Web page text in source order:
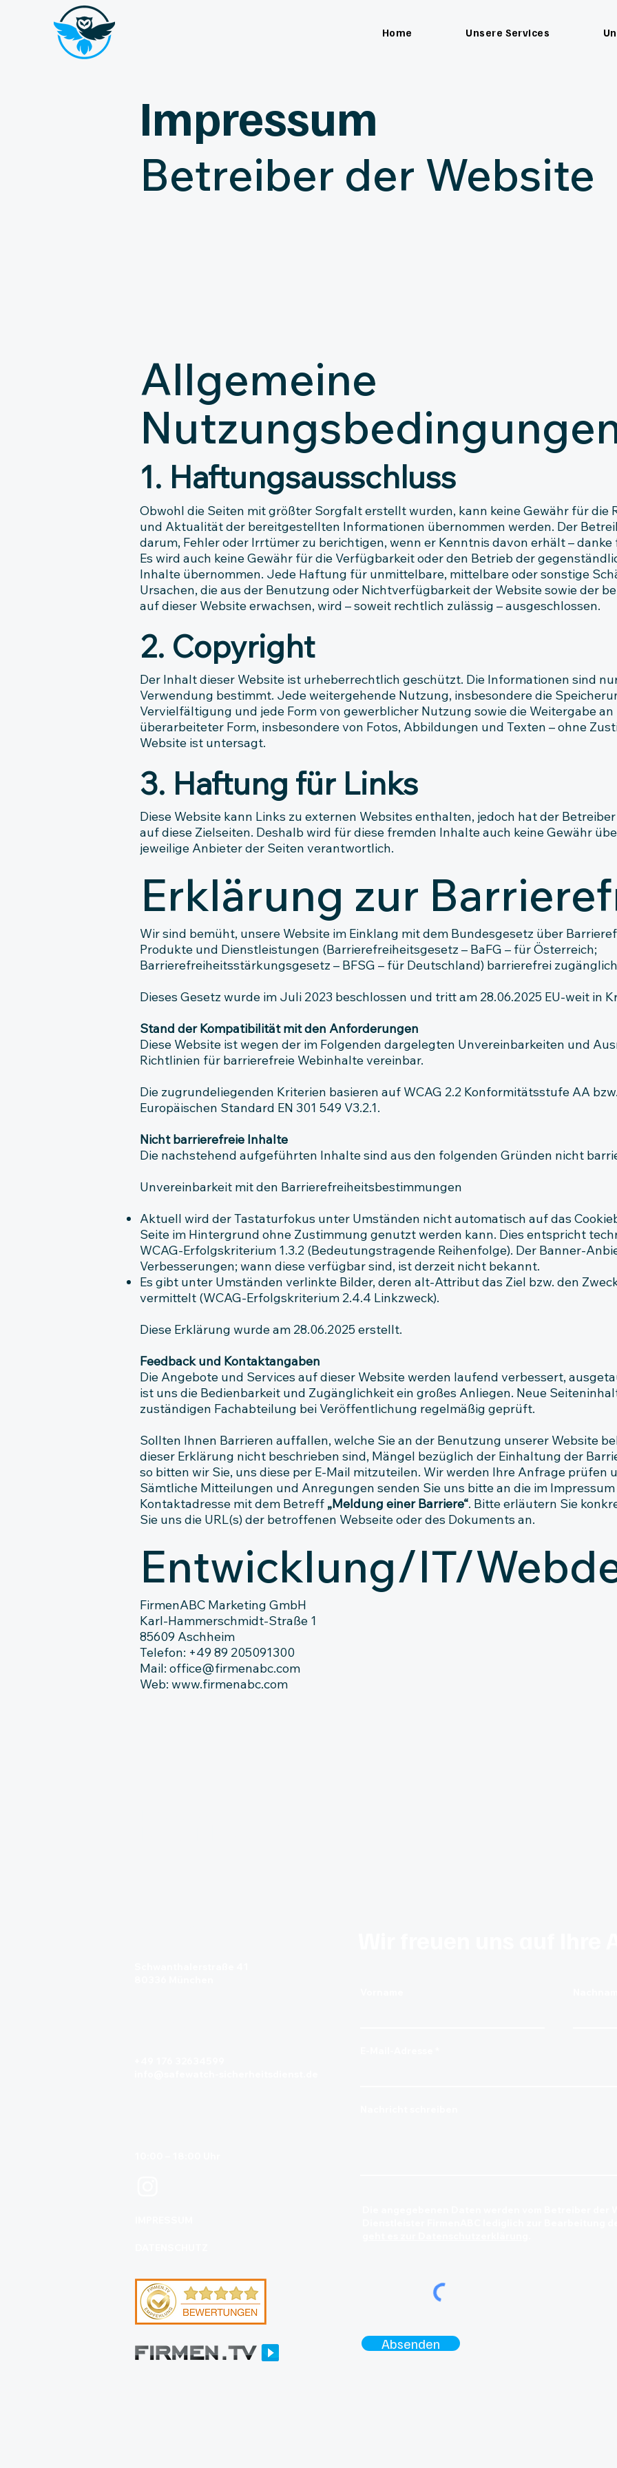
Home Unsere Services
Impressum
Betreiber der Website
Allgemeine
1. Haftungsausschluss
Obwohl die Seiten mit größter Sorgfalt erstellt wurden, kann keine Gewähr für die
und Aktualität der bereitgestellten Informationen übernommen werden. Der
darum, Fehler oder Irrtümer zu berichtigen, wenn er Kenntnis davon erhält –
Es wird auch keine Gewähr für die Verfügbarkeit oder den Betrieb der
Inhalte übernommen. Jede Haftung für unmittelbare, mittelbare oder sonstige
Ursachen, die aus der Benutzung oder Nichtverfügbarkeit der Website sowie der
auf dieser Website erwachsen, wird – soweit rechtlich zulässig – ausgeschlossen.
2. Copyright
Der Inhalt dieser Website ist urheberrechtlich geschützt. Die Informationen sind
Verwendung bestimmt. Jede weitergehende Nutzung, insbesondere die
Vervielfältigung und jede Form von gewerblicher Nutzung sowie die Weitergabe an
überarbeiteter Form, insbesondere von Fotos, Abbildungen und Texten – ohne
Website ist untersagt.
3. Haftung für Links
Diese Website kann Links zu externen Websites enthalten, jedoch hat der
auf diese Zielseiten. Deshalb wird für diese fremden Inhalte auch keine Gewähr
jeweilige Anbieter der Seiten verantwortlich.
Erklärung zur
Wir sind bemüht, unsere Website im Einklang mit dem Bundesgesetz über
Produkte und Dienstleistungen (Barrierefreiheitsgesetz – BaFG – für Österreich;
Barrierefreiheitsstärkungsgesetz – BFSG – für Deutschland) barrierefrei
Dieses Gesetz wurde im Juli 2023 beschlossen und tritt am 28.06.2025 EU-weit in
Stand der Kompatibilität mit den Anforderungen
Diese Website ist wegen der im Folgenden dargelegten Unvereinbarkeiten und
Richtlinien für barrierefreie Webinhalte vereinbar.
Die zugrundeliegenden Kriterien basieren auf WCAG 2.2 Konformitätsstufe AA
Europäischen Standard EN 301 549 V3.2.1.
Nicht barrierefreie Inhalte
Die nachstehend aufgeführten Inhalte sind aus den folgenden Gründen nicht
Unvereinbarkeit mit den Barrierefreiheitsbestimmungen
Aktuell wird der Tastaturfokus unter Umständen nicht automatisch auf das
Seite im Hintergrund ohne Zustimmung genutzt werden kann. Dies entspricht
WCAG-Erfolgskriterium 1.3.2 (Bedeutungstragende Reihenfolge). Der Banner-
Verbesserungen; wann diese verfügbar sind, ist derzeit nicht bekannt.
Es gibt unter Umständen verlinkte Bilder, deren alt-Attribut das Ziel bzw. den
vermittelt (WCAG-Erfolgskriterium 2.4.4 Linkzweck).
Diese Erklärung wurde am 28.06.2025 erstellt.
Feedback und Kontaktangaben
Die Angebote und Services auf dieser Website werden laufend verbessert,
ist uns die Bedienbarkeit und Zugänglichkeit ein großes Anliegen. Neue
zuständigen Fachabteilung bei Veröffentlichung regelmäßig geprüft.
Sollten Ihnen Barrieren auffallen, welche Sie an der Benutzung unserer Website
dieser Erklärung nicht beschrieben sind, Mängel bezüglich der Einhaltung der
so bitten wir Sie, uns diese per E-Mail mitzuteilen. Wir werden Ihre Anfrage prüfen
Sämtliche Mitteilungen und Anregungen senden Sie uns bitte an die im
Kontaktadresse mit dem Betreff „Meldung einer Barriere“. Bitte erläutern Sie
Sie uns die URL(s) der betroffenen Webseite oder des Dokuments an.
Entwicklung/IT/
FirmenABC Marketing GmbH
Karl-Hammerschmidt-Straße 1
85609 Aschheim
Telefon: +49 89 205091300
Mail:office@firmenabc.com
Web:www.firmenabc.com
Absenden